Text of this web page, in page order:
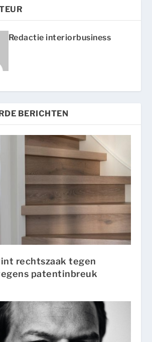
Redactie interiorbusiness
BERICHTEN
rechtszaak tegen
patentinbreuk